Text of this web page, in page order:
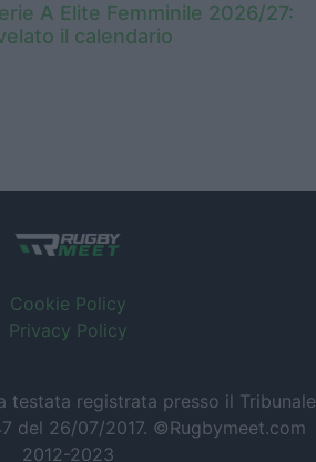
A Elite Femminile 2026/27:
il calendario
Cookie Policy
Privacy Policy
testata registrata presso il Tribunale
del 26/07/2017. ©Rugbymeet.com
2012-2023